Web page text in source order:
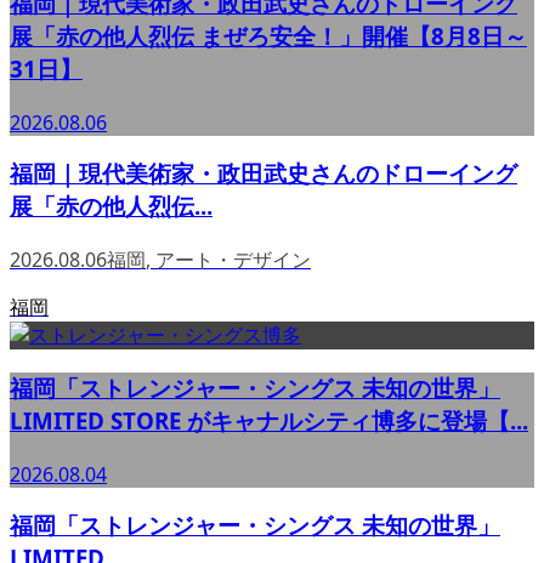
展「赤の他人烈伝 まぜろ安全！」開催【8月8日～
31日】
2026.08.06
福岡｜現代美術家・政田武史さんのドローイング
展「赤の他人烈伝...
2026.08.06福岡, アート・デザイン
福岡
福岡「ストレンジャー・シングス 未知の世界」
LIMITED STORE がキャナルシティ博多に登場【...
2026.08.04
福岡「ストレンジャー・シングス 未知の世界」